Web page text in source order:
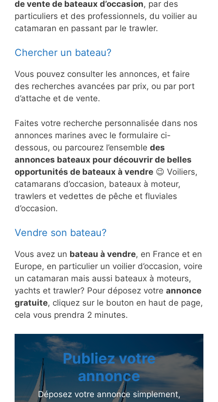
de vente de bateaux d’occasion, par des
particuliers et des professionnels, du voilier au
catamaran en passant par le trawler.
Chercher un bateau?
Vous pouvez consulter les annonces, et faire
des recherches avancées par prix, ou par port
d’attache et de vente.
Faites votre recherche personnalisée dans nos
annonces marines avec le formulaire ci-
dessous, ou parcourez l’ensemble des
annonces bateaux pour découvrir de belles
opportunités de bateaux à vendre 😉 Voiliers,
catamarans d’occasion, bateaux à moteur,
trawlers et vedettes de pêche et fluviales
d’occasion.
Vendre son bateau?
Vous avez un bateau à vendre, en France et en
Europe, en particulier un voilier d’occasion, voire
un catamaran mais aussi bateaux à moteurs,
yachts et trawler? Pour déposez votre annonce
gratuite, cliquez sur le bouton en haut de page,
cela vous prendra 2 minutes.
Publiez votre
annonce
Déposez votre annonce simplement,